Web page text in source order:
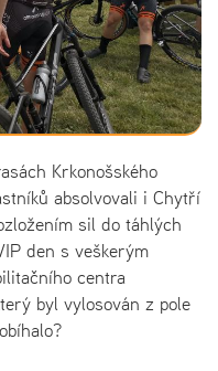
Krkonošského
absolvovali i Chytří
sil do táhlých
den s veškerým
centra
byl vylosován z pole